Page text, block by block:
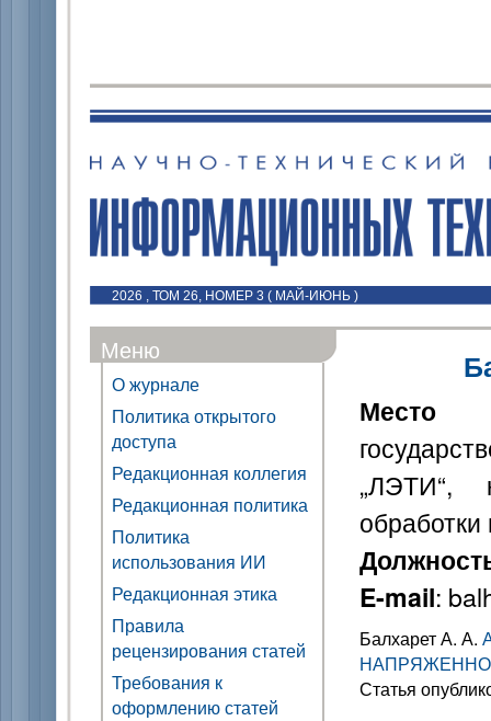
2026 , ТОМ 26, НОМЕР 3 ( МАЙ-ИЮНЬ )
Меню
О журнале
Политика открытого
доступа
Редакционная коллегия
Редакционная политика
Политика
использования ИИ
Редакционная этика
Правила
рецензирования статей
Требования к
оформлению статей
Место
„ЛЭТИ“,
E-mail:
Балхарет А. А.
Статья